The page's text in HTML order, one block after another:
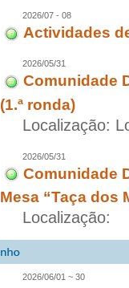
2026/07 - 08
Actividades
2026/05/31
Comunidade
(1.ª ronda)
Localização:
2026/05/31
Comunidade
Mesa “Taça dos
Localização:
2026/06/01 ~ 30